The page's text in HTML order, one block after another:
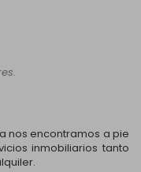
nos encontramos a pie
inmobiliarios tanto